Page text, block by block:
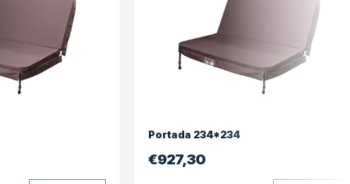
Piloto de spa
€495,00